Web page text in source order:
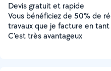
Devis gratuit et rapide
Vous bénéficiez de 50% de
travaux que je facture en
C'est très avantageux